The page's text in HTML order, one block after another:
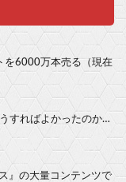
を6000万本売る（現在
すればよかったのか…
』の大量コンテンツで